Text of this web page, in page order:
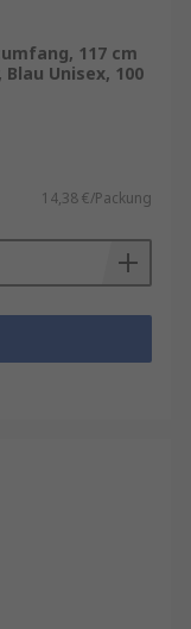
117 cm
Unisex, 100
14,38 €/Packung